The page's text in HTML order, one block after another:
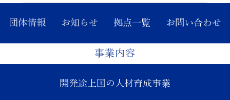
団体情報 お知らせ 拠点一覧 お問い合わせ
事業内容
開発途上国の人材育成事業